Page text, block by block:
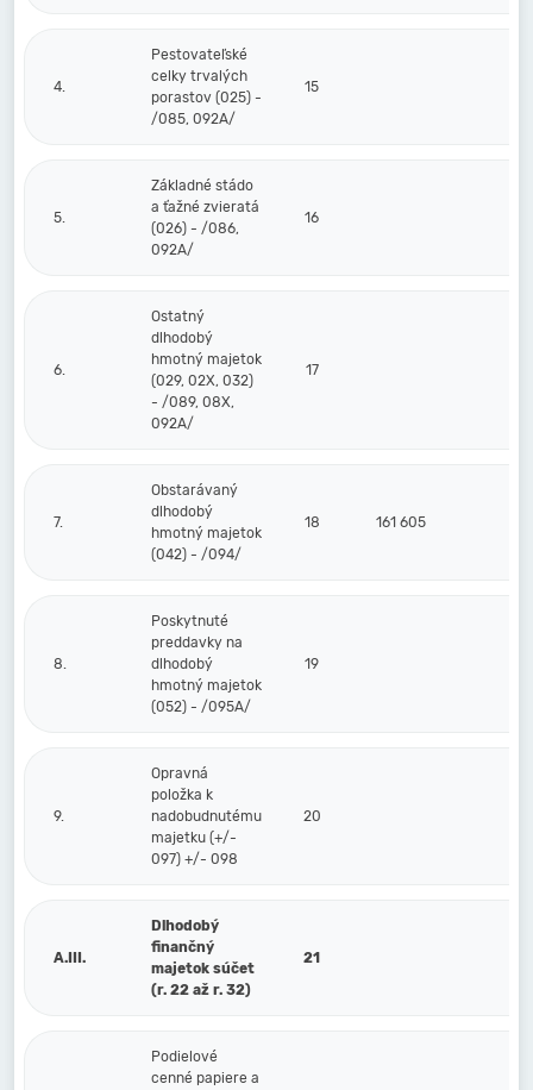
4.
Pestovateľské
celky trvalých
porastov (025) -
/085, 092A/
15
5.
Základné stádo
a ťažné zvieratá
(026) - /086,
092A/
16
6.
Ostatný
dlhodobý
hmotný majetok
(029, 02X, 032)
- /089, 08X,
092A/
17
7.
Obstarávaný
dlhodobý
hmotný majetok
(042) - /094/
18 161 605
8.
Poskytnuté
preddavky na
dlhodobý
hmotný majetok
(052) - /095A/
19
9.
Opravná
položka k
nadobudnutému
majetku (+/-
097) +/- 098
20
A.III.
Dlhodobý
finančný
majetok súčet
(r. 22 až r. 32)
21
Podielové
cenné papiere a